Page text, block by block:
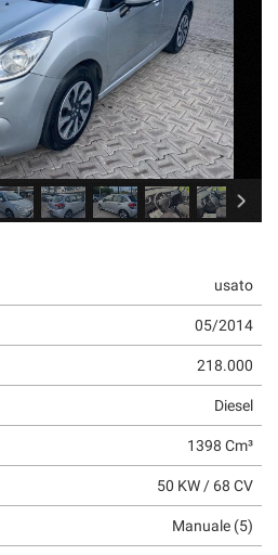
×
usato
05/2014
218.000
Diesel
1398 Cm³
50 KW / 68 CV
Manuale (5)